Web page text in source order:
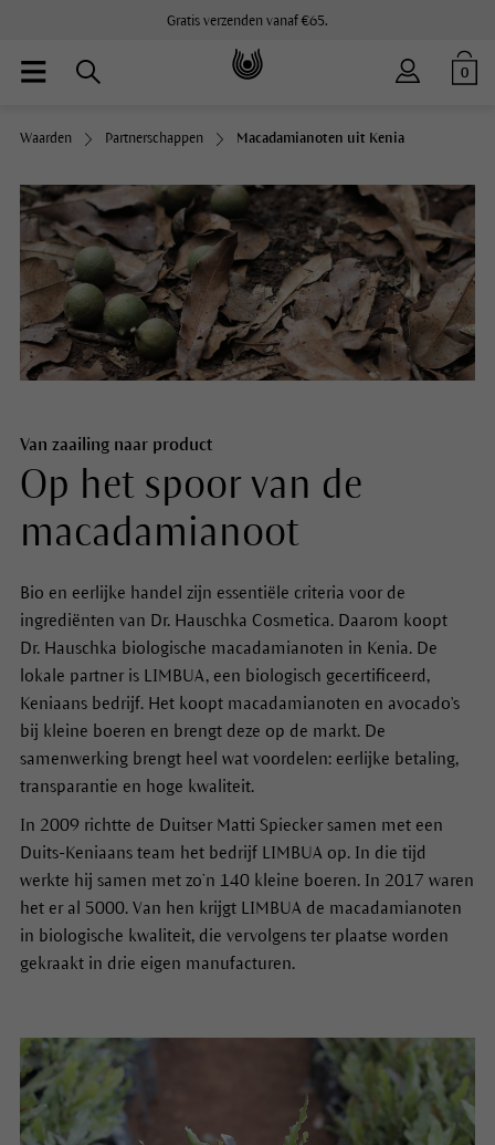
Gratis verzenden vanaf €65.
0
Waarden Partnerschappen Macadamianoten uit Kenia
Van zaailing naar product
Op het spoor van de
macadamianoot
Bio en eerlijke handel zijn essentiële criteria voor de
ingrediënten van Dr. Hauschka Cosmetica. Daarom koopt
Dr. Hauschka biologische macadamianoten in Kenia. De
lokale partner is LIMBUA, een biologisch gecertificeerd,
Keniaans bedrijf. Het koopt macadamianoten en avocado's
bij kleine boeren en brengt deze op de markt. De
samenwerking brengt heel wat voordelen: eerlijke betaling,
transparantie en hoge kwaliteit.
In 2009 richtte de Duitser Matti Spiecker samen met een
Duits-Keniaans team het bedrijf LIMBUA op. In die tijd
werkte hij samen met zo’n 140 kleine boeren. In 2017 waren
het er al 5000. Van hen krijgt LIMBUA de macadamianoten
in biologische kwaliteit, die vervolgens ter plaatse worden
gekraakt in drie eigen manufacturen.